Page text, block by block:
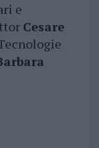
e
Cesare